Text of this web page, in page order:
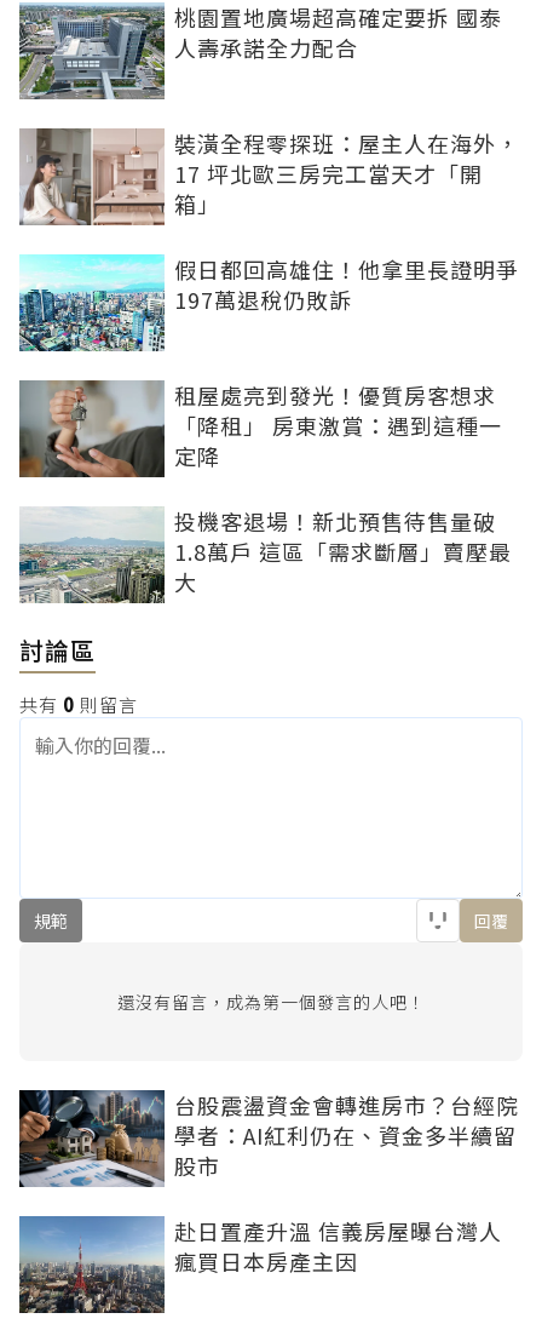
桃園置地廣場超高確定要拆 國泰
人壽承諾全力配合
裝潢全程零探班：屋主人在海外，
17 坪北歐三房完工當天才「開
箱」
假日都回高雄住！他拿里長證明爭
197萬退稅仍敗訴
租屋處亮到發光！優質房客想求
「降租」 房東激賞：遇到這種一
定降
投機客退場！新北預售待售量破
1.8萬戶 這區「需求斷層」賣壓最
大
討論區
共有 0 則留言
規範 回覆
還沒有留言，成為第一個發言的人吧！
台股震盪資金會轉進房市？台經院
學者：AI紅利仍在、資金多半續留
股市
赴日置產升溫 信義房屋曝台灣人
瘋買日本房產主因